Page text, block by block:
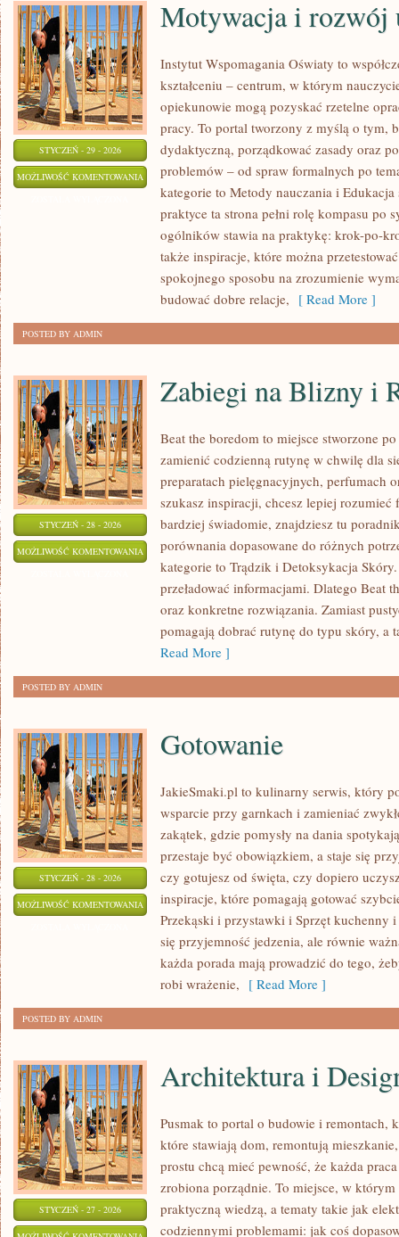
STYCZEŃ - 29 - 2026
MOŻLIWOŚĆ KOMENTOWANIA MOTYWACJA
ROZWÓJ
UCZNIÓW
Motywacja i rozwój
Instytut Wspomagania Oświaty to
kształceniu – centrum, w którym
opiekunowie mogą pozyskać rzetelne
pracy. To portal tworzony z myślą o tym,
dydaktyczną, porządkować zasady oraz
problemów – od spraw formalnych po
kategorie to Metody nauczania i
praktyce ta strona pełni rolę kompasu po
ogólników stawia na praktykę: krok-po-
także inspiracje, które można
spokojnego sposobu na zrozumienie
budować dobre relacje, [ Read More ]
POSTED BY ADMIN
STYCZEŃ - 28 - 2026
MOŻLIWOŚĆ KOMENTOWANIA ZABIEGI
BLIZNY
ROZSTĘPY
Zabiegi na Blizny i
Beat the boredom to miejsce stworzone
zamienić codzienną rutynę w chwilę dla
preparatach pielęgnacyjnych, perfumach
szukasz inspiracji, chcesz lepiej
bardziej świadomie, znajdziesz tu
porównania dopasowane do różnych
kategorie to Trądzik i Detoksykacja
przeładować informacjami. Dlatego Beat
oraz konkretne rozwiązania. Zamiast
pomagają dobrać rutynę do typu skóry, a
Read More ]
POSTED BY ADMIN
STYCZEŃ - 28 - 2026
MOŻLIWOŚĆ KOMENTOWANIA GOTOWANIE
Gotowanie
JakieSmaki.pl to kulinarny serwis, który
wsparcie przy garnkach i zamieniać
zakątek, gdzie pomysły na dania
przestaje być obowiązkiem, a staje się
czy gotujesz od święta, czy dopiero
inspiracje, które pomagają gotować
Przekąski i przystawki i Sprzęt kuchenny
się przyjemność jedzenia, ale równie
każda porada mają prowadzić do tego,
robi wrażenie, [ Read More ]
POSTED BY ADMIN
STYCZEŃ - 27 - 2026
Architektura i
Pusmak to portal o budowie i remontach,
które stawiają dom, remontują
prostu chcą mieć pewność, że każda
zrobiona porządnie. To miejsce, w
praktyczną wiedzą, a tematy takie jak
codziennymi problemami: jak coś